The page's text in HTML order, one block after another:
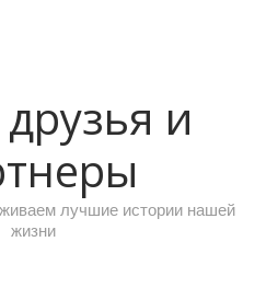
и
лучшие истории нашей
жизни